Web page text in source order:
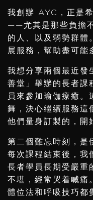
我創辦 AYC，正是
——尤其是那些負擔
的人、以及弱勢群體
展服務，幫助盡可能
我想分享兩個最近發
善堂」舉辦的長者
員來參加瑜伽療癒。
舞，決心繼續服務這
他們量身訂製的，開
第二個難忘時刻，是
每次課程結束後，我
長者學員長期受嚴重
不堪，經常哭着喊痛
體位法和呼吸技巧都